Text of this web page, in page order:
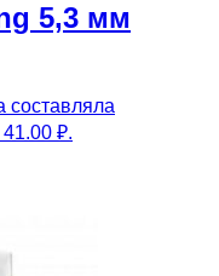
5,3 мм
составляла
₽.